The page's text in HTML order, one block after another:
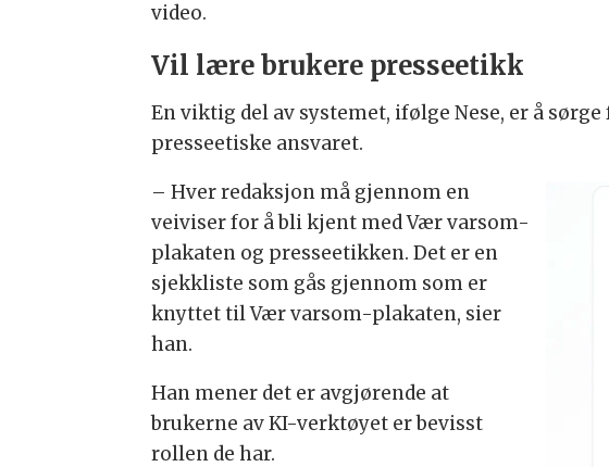
video.
Vil lære brukere presseetikk
En viktig del av systemet, ifølge Nese, er å
presseetiske ansvaret.
– Hver redaksjon må gjennom en
veiviser for å bli kjent med Vær varsom-
plakaten og presseetikken. Det er en
sjekkliste som gås gjennom som er
knyttet til Vær varsom-plakaten, sier
han.
Han mener det er avgjørende at
brukerne av KI-verktøyet er bevisst
rollen de har.